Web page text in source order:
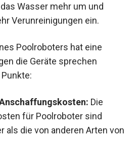
Wasser mehr um und
Verunreinigungen ein.
Poolroboters hat eine
die Geräte sprechen
Die
für Poolroboter sind
als die von anderen Arten von